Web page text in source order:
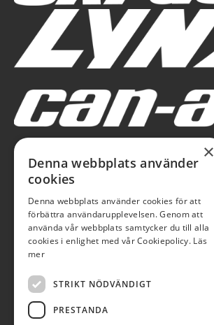
×
Denna webbplats använder
cookies
Denna webbplats använder cookies för att
förbättra användarupplevelsen. Genom att
använda vår webbplats samtycker du till alla
cookies i enlighet med vår Cookiepolicy. Läs
mer
STRIKT NÖDVÄNDIGT
PRESTANDA